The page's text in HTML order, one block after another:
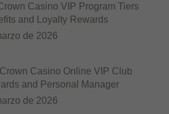
Casino VIP Program Tiers
and Loyalty Rewards
de 2026
Casino Online VIP Club
and Personal Manager
de 2026